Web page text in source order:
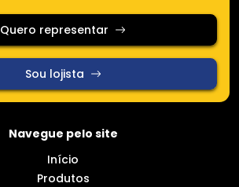
Quero representar
Sou lojista
Navegue pelo site
Início
Produtos